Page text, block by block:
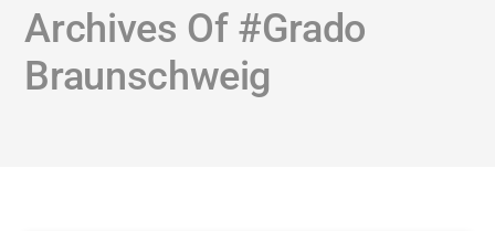
Archives Of #Grado
Braunschweig